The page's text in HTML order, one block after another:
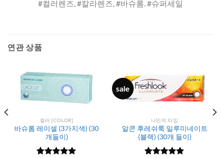
#컬러렌즈, #칼라렌즈, #바슈롬. #슈퍼세일
연관 상품
컬러 [COLOR]
바슈롬 레이셀 (3가지색) (30
개들이)
sale
나만의 타입
알콘 후레쉬룩 일루미네이트
(블랙) (30개 들이)